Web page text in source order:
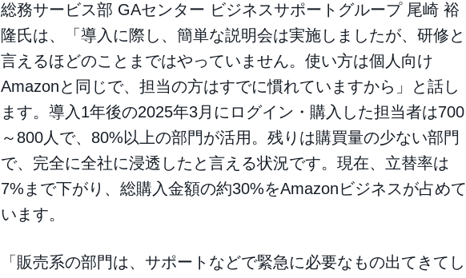
総務サービス部 GAセンター ビジネスサポートグループ 尾崎 裕
隆氏は、「導入に際し、簡単な説明会は実施しましたが、研修と
言えるほどのことまではやっていません。使い方は個人向け
Amazonと同じで、担当の方はすでに慣れていますから」と話し
ます。導入1年後の2025年3月にログイン・購入した担当者は700
～800人で、80%以上の部門が活用。残りは購買量の少ない部門
で、完全に全社に浸透したと言える状況です。現在、立替率は
7%まで下がり、総購入金額の約30%をAmazonビジネスが占めて
います。
「販売系の部門は、サポートなどで緊急に必要なもの出てきてし